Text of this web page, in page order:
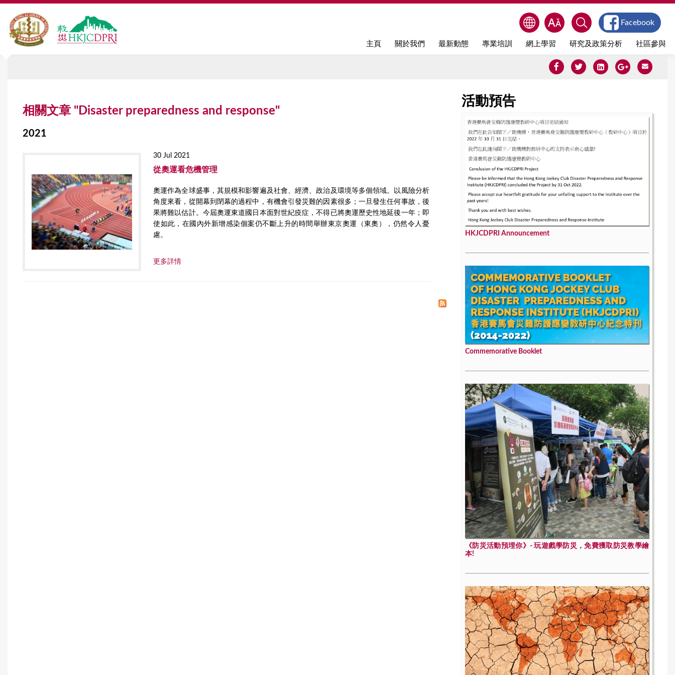
Jump to navigation
主頁 關於我們 最新動態 專業培訓 網上學習 研究及政策分析 社區參與
Facebook
相關文章 "Disaster preparedness and response"
2021
30 Jul 2021
從奧運看危機管理
奧運作為全球盛事，其規模和影響遍及社會、經濟、政治及環境等多個領域。以風險分析
角度來看，從開幕到閉幕的過程中，有機會引發災難的因素很多；一旦發生任何事故，後
果將難以估計。今屆奧運東道國日本面對世紀疫症，不得已將奧運歷史性地延後一年；即
使如此，在國內外新增感染個案仍不斷上升的時間舉辦東京奧運（東奧），仍然令人憂
慮。
更多詳情
活動預告
HKJCDPRI Announcement
Commemorative Booklet
《防災活動預埋你》- 玩遊戲學防災，免費獲取防災教學繪
本!